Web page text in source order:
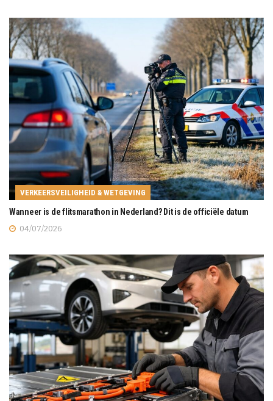
VERKEERSVEILIGHEID & WETGEVING
Wanneer is de flitsmarathon in Nederland? Dit is de officiële datum
04/07/2026